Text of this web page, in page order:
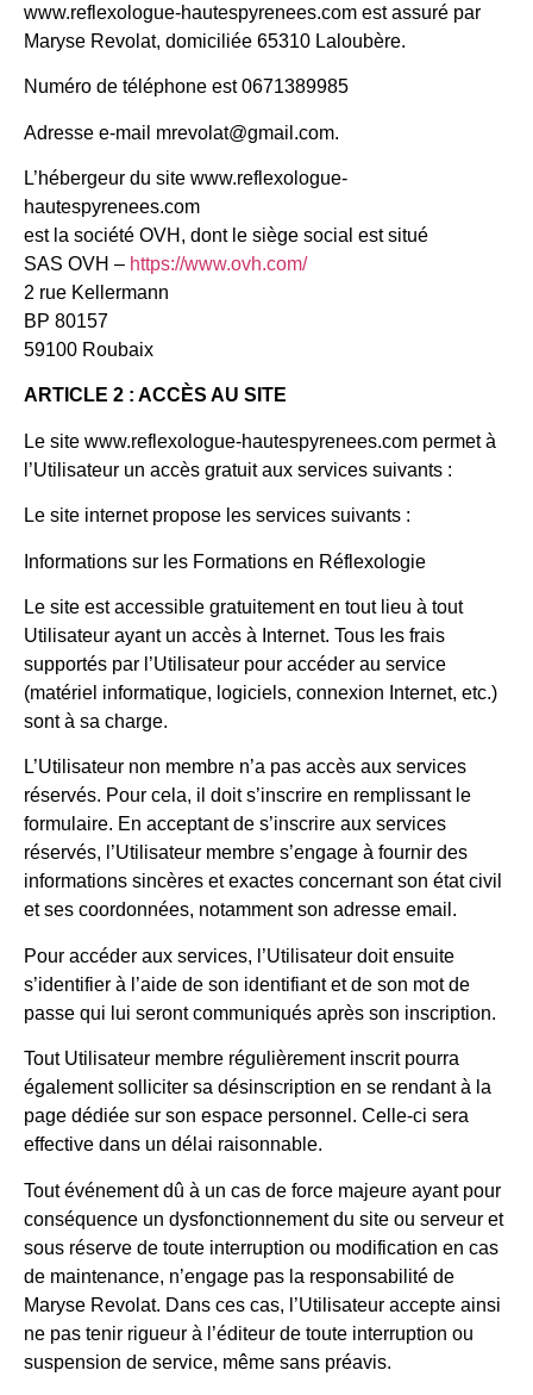
www.reflexologue-hautespyrenees.com est assuré par
Maryse Revolat, domiciliée 65310 Laloubère.
Numéro de téléphone est 0671389985
Adresse e-mail mrevolat@gmail.com.
L’hébergeur du site www.reflexologue-
hautespyrenees.com
est la société OVH, dont le siège social est situé
SAS OVH – https://www.ovh.com/
2 rue Kellermann
BP 80157
59100 Roubaix
ARTICLE 2 : ACCÈS AU SITE
Le site www.reflexologue-hautespyrenees.com permet à
l’Utilisateur un accès gratuit aux services suivants :
Le site internet propose les services suivants :
Informations sur les Formations en Réflexologie
Le site est accessible gratuitement en tout lieu à tout
Utilisateur ayant un accès à Internet. Tous les frais
supportés par l’Utilisateur pour accéder au service
(matériel informatique, logiciels, connexion Internet, etc.)
sont à sa charge.
L’Utilisateur non membre n’a pas accès aux services
réservés. Pour cela, il doit s’inscrire en remplissant le
formulaire. En acceptant de s’inscrire aux services
réservés, l’Utilisateur membre s’engage à fournir des
informations sincères et exactes concernant son état civil
et ses coordonnées, notamment son adresse email.
Pour accéder aux services, l’Utilisateur doit ensuite
s’identifier à l’aide de son identifiant et de son mot de
passe qui lui seront communiqués après son inscription.
Tout Utilisateur membre régulièrement inscrit pourra
également solliciter sa désinscription en se rendant à la
page dédiée sur son espace personnel. Celle-ci sera
effective dans un délai raisonnable.
Tout événement dû à un cas de force majeure ayant pour
conséquence un dysfonctionnement du site ou serveur et
sous réserve de toute interruption ou modification en cas
de maintenance, n’engage pas la responsabilité de
Maryse Revolat. Dans ces cas, l’Utilisateur accepte ainsi
ne pas tenir rigueur à l’éditeur de toute interruption ou
suspension de service, même sans préavis.